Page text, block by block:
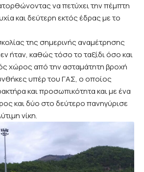
να πετύχει την πέμπτη
και δεύτερη εκτός έδρας με το
της σημερινής αναμέτρησης
ήταν, καθώς τόσο το ταξίδι όσο και
χώρος από την ασταμάτητη βροχή
υπέρ του ΓΑΣ, ο οποίος
και προσωπικότητα και με ένα
και δύο στο δεύτερο πανηγύρισε
νίκη.